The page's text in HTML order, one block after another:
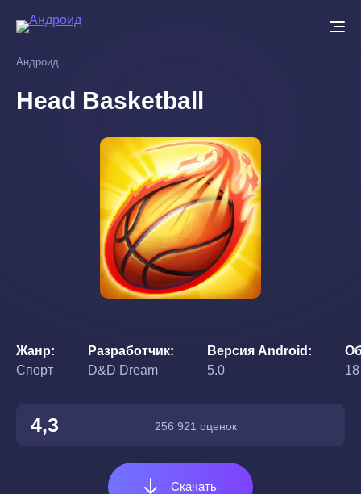
основному
Андроид
Head Basketball
Жанр
Спорт
Разработчик
D&D Dream
Версия Android
5.0
4,3 256 921 оценок
Скачать